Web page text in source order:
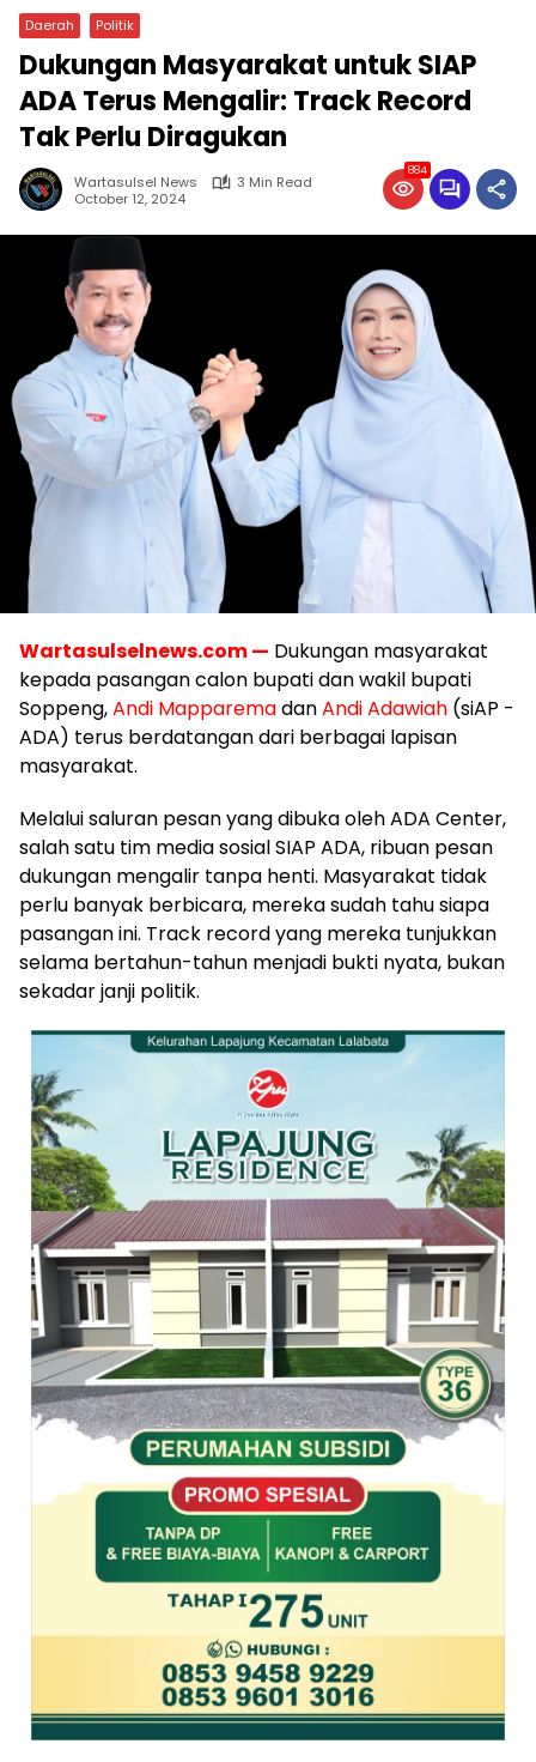
Daerah Politik
Dukungan Masyarakat untuk SIAP
ADA Terus Mengalir: Track Record
Tak Perlu Diragukan
Wartasulsel News
3 Min Read
October 12, 2024
884
Wartasulselnews.com — Dukungan masyarakat
kepada pasangan calon bupati dan wakil bupati
Soppeng,Andi MapparemadanAndi Adawiah (siAP -
ADA) terus berdatangan dari berbagai lapisan
masyarakat.
Melalui saluran pesan yang dibuka oleh ADA Center,
salah satu tim media sosial SIAP ADA, ribuan pesan
dukungan mengalir tanpa henti. Masyarakat tidak
perlu banyak berbicara, mereka sudah tahu siapa
pasangan ini. Track record yang mereka tunjukkan
selama bertahun-tahun menjadi bukti nyata, bukan
sekadar janji politik.